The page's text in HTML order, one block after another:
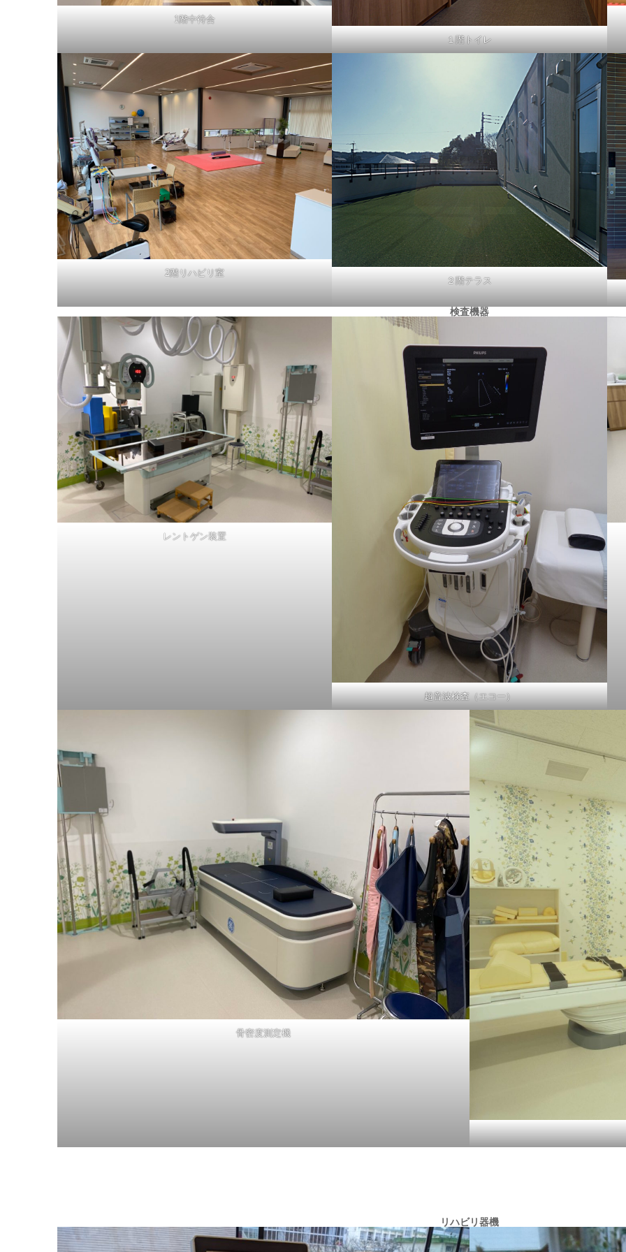
1階中待合
１階トイレ
2階リハビリ室
２階テラス
検査機器
レントゲン装置
超音波検査（エコー）
骨密度測定機
リハビリ器機